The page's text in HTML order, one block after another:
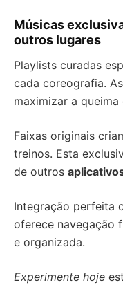
Músicas
outros lugares
Playlists curadas
cada coreografia. As
maximizar a queima
Faixas originais
treinos. Esta
de outros
Integração perfeita
oferece navegação
e organizada.
Experimente hoje